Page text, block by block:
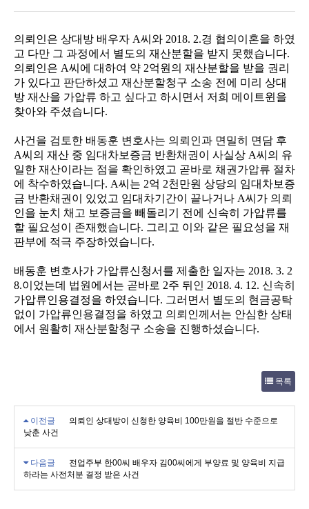
의뢰인은 상대방 배우자 A씨와 2018. 2.경 협의이혼을 하였
고 다만 그 과정에서 별도의 재산분할을 받지 못했습니다.
의뢰인은 A씨에 대하여 약 2억원의 재산분할을 받을 권리
가 있다고 판단하셨고 재산분할청구 소송 전에 미리 상대
방 재산을 가압류 하고 싶다고 하시면서 저희 메이트윈을
찾아와 주셨습니다.
사건을 검토한 배동훈 변호사는 의뢰인과 면밀히 면담 후
A씨의 재산 중 임대차보증금 반환채권이 사실상 A씨의 유
일한 재산이라는 점을 확인하였고 곧바로 채권가압류 절차
에 착수하였습니다. A씨는 2억 2천만원 상당의 임대차보증
금 반환채권이 있었고 임대차기간이 끝나거나 A씨가 의뢰
인을 눈치 채고 보증금을 빼돌리기 전에 신속히 가압류를
할 필요성이 존재했습니다. 그리고 이와 같은 필요성을 재
판부에 적극 주장하였습니다.
배동훈 변호사가 가압류신청서를 제출한 일자는 2018. 3. 2
8.이었는데 법원에서는 곧바로 2주 뒤인 2018. 4. 12. 신속히
가압류인용결정을 하였습니다. 그러면서 별도의 현금공탁
없이 가압류인용결정을 하였고 의뢰인께서는 안심한 상태
에서 원활히 재산분할청구 소송을 진행하셨습니다.
목록
이전글
의뢰인 상대방이 신청한 양육비 100만원을 절반 수준으로
낮춘 사건
다음글
전업주부 한00씨 배우자 김00씨에게 부양료 및 양육비 지급
하라는 사전처분 결정 받은 사건